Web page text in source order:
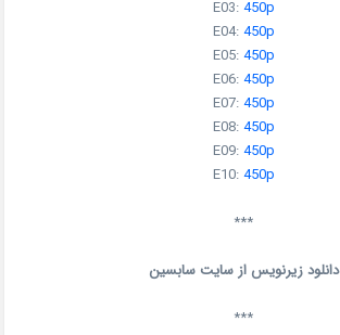
E03:450p
E04:450p
E05:450p
E06:450p
E07:450p
E08:450p
E09:450p
E10:450p
***
دانلود زیرنویس از سایت سابسین
***